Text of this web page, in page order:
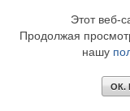
Этот веб-
Продолжая
нашу
ОК.